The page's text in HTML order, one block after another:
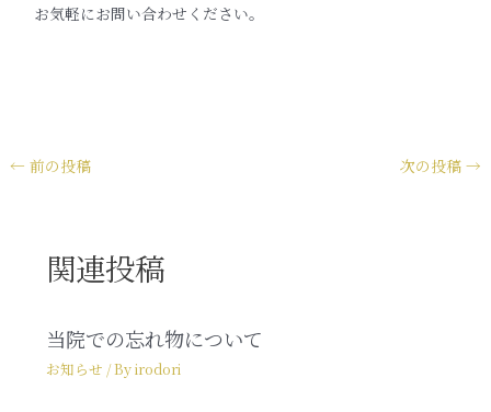
お気軽にお問い合わせください。
← 前の投稿 次の投稿 →
関連投稿
当院での忘れ物について
お知らせ / Byirodori